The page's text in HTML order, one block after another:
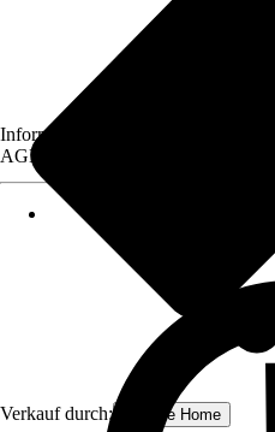
Verkauf durch: Schulte Home
Informationen des Verkäufers, wie
AGB, finden Sie bei Klick auf den